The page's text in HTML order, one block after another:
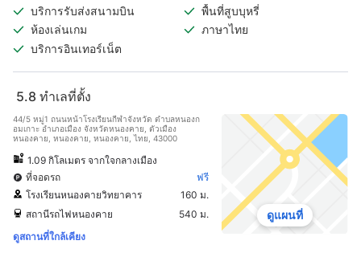
บริการรับส่งสนามบิน
พื้นที่สูบบุหรี่
ห้องเล่นเกม
ภาษาไทย
บริการอินเทอร์เน็ต
5.8 ทำเลที่ตั้ง
44/5 หมู่1 ถนนหน้าโรงเรียนกีฬาจังหวัด ตำบลหนองก
อมเกาะ อำเภอเมือง จังหวัดหนองคาย, ตัวเมือง
หนองคาย, หนองคาย, หนองคาย, ไทย, 43000
1.09 กิโลเมตร จากใจกลางเมือง
ที่จอดรถ
ฟรี
โรงเรียนหนองคายวิทยาคาร
160 ม.
สถานีรถไฟหนองคาย
540 ม.
ดูสถานที่ใกล้เคียง
ดูแผนที่